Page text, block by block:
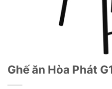
Ghế ăn Hòa Phát